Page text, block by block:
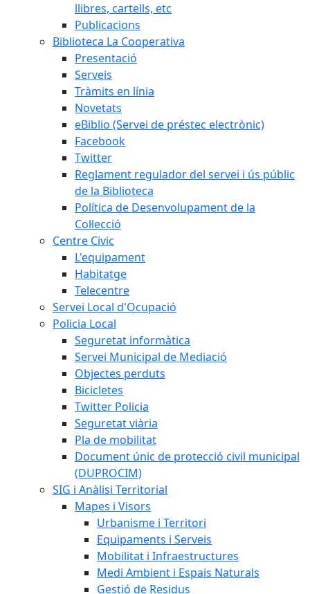
llibres, cartells, etc
Publicacions
Biblioteca La Cooperativa
Presentació
Serveis
Tràmits en línia
Novetats
eBiblio (Servei de préstec electrònic)
Facebook
Twitter
Reglament regulador del servei i ús públic
de la Biblioteca
Política de Desenvolupament de la
Col·lecció
Centre Civic
L'equipament
Habitatge
Telecentre
Servei Local d'Ocupació
Policia Local
Seguretat informàtica
Servei Municipal de Mediació
Objectes perduts
Bicicletes
Twitter Policia
Seguretat viària
Pla de mobilitat
Document únic de protecció civil municipal
(DUPROCIM)
SIG i Anàlisi Territorial
Mapes i Visors
Urbanisme i Territori
Equipaments i Serveis
Mobilitat i Infraestructures
Medi Ambient i Espais Naturals
Gestió de Residus